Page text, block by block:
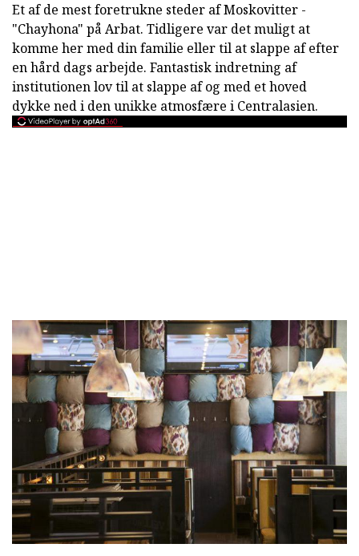
Et af de mest foretrukne steder af Moskovitter -
"Chayhona" på Arbat. Tidligere var det muligt at
komme her med din familie eller til at slappe af efter
en hård dags arbejde. Fantastisk indretning af
institutionen lov til at slappe af og med et hoved
dykke ned i den unikke atmosfære i Centralasien.